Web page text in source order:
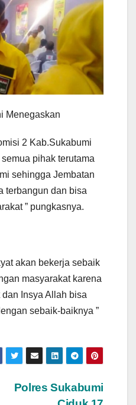
Menegaskan
2 Kab.Sukabumi
pihak terutama
sehingga Jembatan
terbangun dan bisa
” pungkasnya.
akan bekerja sebaik
masyarakat karena
Insya Allah bisa
sebaik-baiknya ”
Polres Sukabumi